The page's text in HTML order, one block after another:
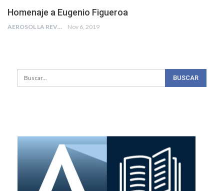
Homenaje a Eugenio Figueroa
AEROSOL LA REVISTA Nov 6, 2019